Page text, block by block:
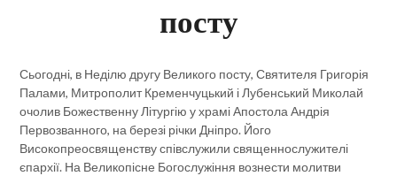
посту
Сьогодні, в Неділю другу Великого посту, Святителя Григорія
Палами, Митрополит Кременчуцький і Лубенський Миколай
очолив Божественну Літургію у храмі Апостола Андрія
Первозванного, на березі річки Дніпро. Його
Високопреосвященству співслужили священнослужителі
єпархії. На Великопісне Богослужіння вознести молитви